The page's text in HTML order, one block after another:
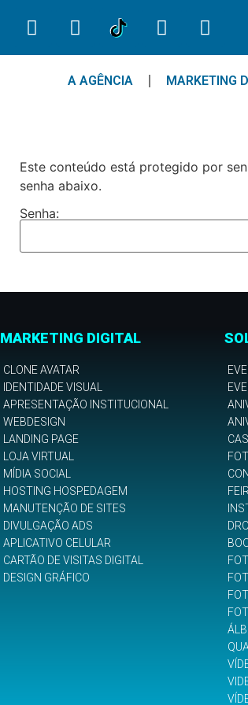
A AGÊNCIA MARKETING
Este conteúdo está protegido por
senha abaixo.
Senha:
MARKETING DIGITAL
CLONE AVATAR
IDENTIDADE VISUAL
APRESENTAÇÃO INSTITUCIONAL
WEBDESIGN
LANDING PAGE
LOJA VIRTUAL
MÍDIA SOCIAL
HOSTING HOSPEDAGEM
MANUTENÇÃO DE SITES
DIVULGAÇÃO ADS
APLICATIVO CELULAR
CARTÃO DE VISITAS DIGITAL
DESIGN GRÁFICO